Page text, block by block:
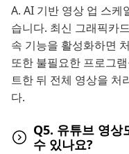
A. AI 기반 영상 업 스케
습니다. 최신 그래픽카
속 기능을 활성화하면
또한 불필요한 프로그
트한 뒤 전체 영상을 처
다.
Q5. 유튜브 영상
수 있나요?